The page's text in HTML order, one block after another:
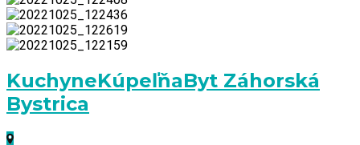
KuchyneKúpeľňaByt Záhorská
Bystrica